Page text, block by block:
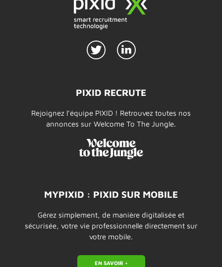
PIXID RECRUTE
Rejoignez l’équipe PIXID ! Retrouvez toutes nos
annonces sur Welcome To The Jungle.
MYPIXID : PIXID SUR MOBILE
Gérez simplement, de manière digitalisée et
sécurisée, votre vie professionnelle directement sur
votre mobile.
EN SAVOIR +